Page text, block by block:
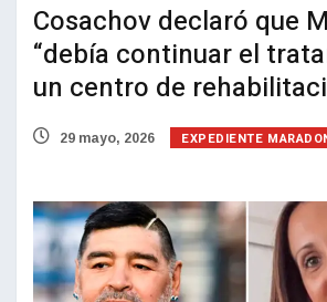
Cosachov declaró que
“debía continuar el
un centro de
29 mayo, 2026 EXPEDIENTE